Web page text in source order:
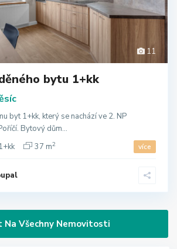
11
bytu 1+kk
byt 1+kk, který se nachází ve 2. NP
Bytový dům...
37 m2 více
Na Všechny Nemovitosti